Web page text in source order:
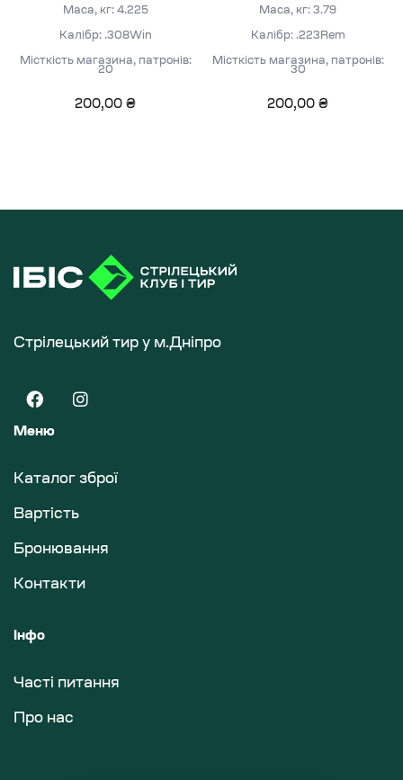
Маса, кг: 4.225
Калібр: .308Win
Місткість магазина, патронів:
20
200,00 ₴
Маса, кг: 3.79
Калібр: .223Rem
Місткість магазина, патронів:
30
200,00 ₴
Стрілецький тир у м.Дніпро
Меню
Каталог зброї
Вартість
Бронювання
Контакти
Інфо
Часті питання
Про нас